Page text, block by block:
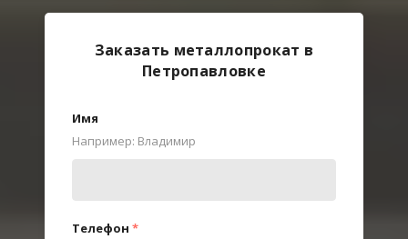
Заказать металлопрокат в
Петропавловке
Имя
Например: Владимир
Телефон *